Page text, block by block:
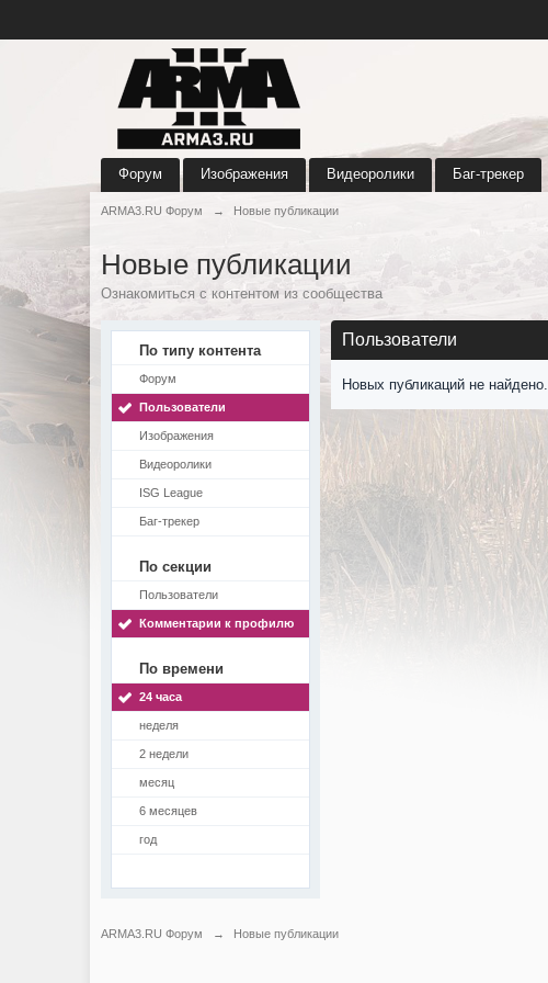
Форум Изображения Видеоролики Баг-трекер
ARMA3.RU Форум → Новые публикации
Новые публикации
Ознакомиться с контентом из сообщества
По типу контента
Форум
Пользователи
Изображения
Видеоролики
ISG League
Баг-трекер
По секции
Пользователи
Комментарии к профилю
По времени
24 часа
неделя
2 недели
месяц
6 месяцев
год
Пользователи
Новых публикаций не найдено.
ARMA3.RU Форум → Новые публикации